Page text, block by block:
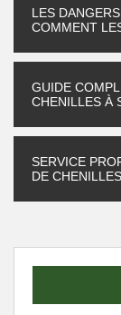
LES
COMMENT
GUIDE
CHENILLES À
SERVICE
DE